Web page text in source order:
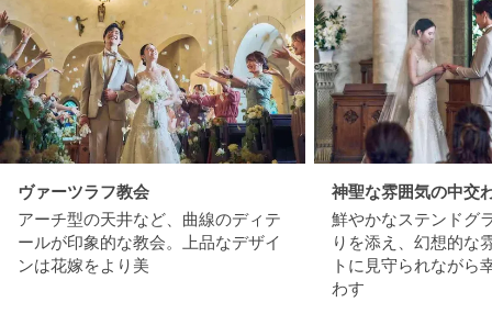
ヴァーツラフ教会
アーチ型の天井など、曲線のディテ
ールが印象的な教会。上品なデザイ
ンは花嫁をより美
神聖な雰囲気の中交
鮮やかなステンドグ
りを添え、幻想的な
トに見守られながら
わす